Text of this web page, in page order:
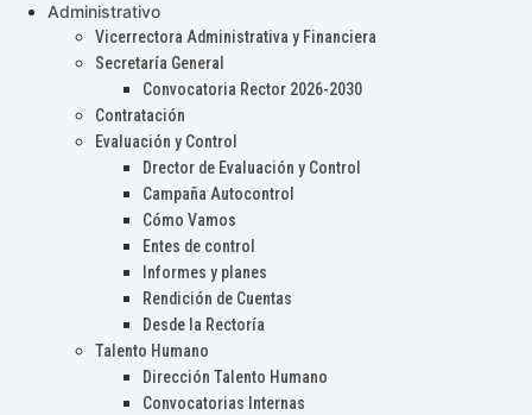
Administrativo
Vicerrectora Administrativa y Financiera
Secretaría General
Convocatoria Rector 2026-2030
Contratación
Evaluación y Control
Drector de Evaluación y Control
Campaña Autocontrol
Cómo Vamos
Entes de control
Informes y planes
Rendición de Cuentas
Desde la Rectoría
Talento Humano
Dirección Talento Humano
Convocatorias Internas